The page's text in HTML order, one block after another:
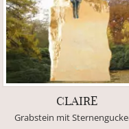
CLAIRE
Grabstein mit